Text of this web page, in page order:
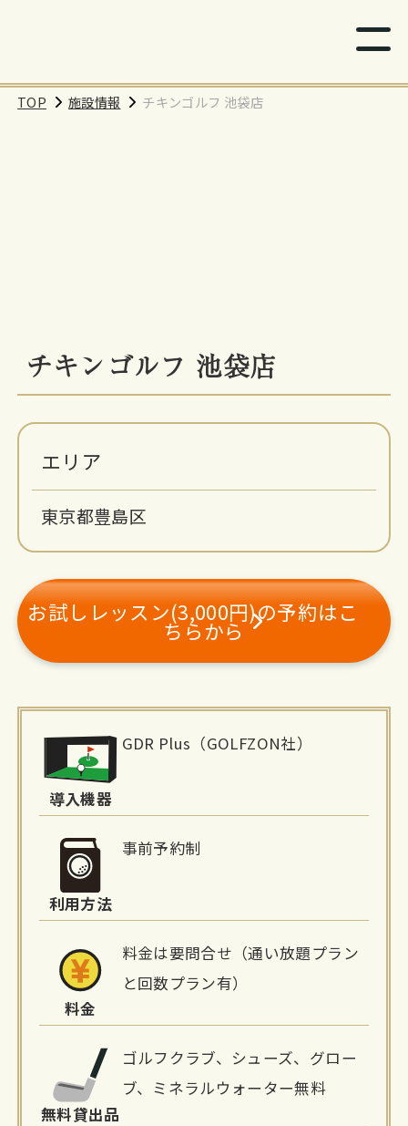
TOP 施設情報 チキンゴルフ 池袋店
チキンゴルフ 池袋店
エリア
東京都豊島区
お試しレッスン(3,000円)の予約はこ
ちらから
報
導入機器
GDR Plus（GOLFZON社）
利用方法
事前予約制
料金
料金は要問合せ（通い放題プラン
と回数プラン有）
無料貸出品
ゴルフクラブ、シューズ、グロー
ブ、ミネラルウォーター無料